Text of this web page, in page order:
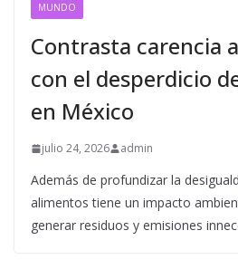
MUNDO
Contrasta carencia
con el desperdicio
en México
julio 24, 2026 admin
Además de profundizar la
alimentos tiene un impacto
generar residuos y emisiones